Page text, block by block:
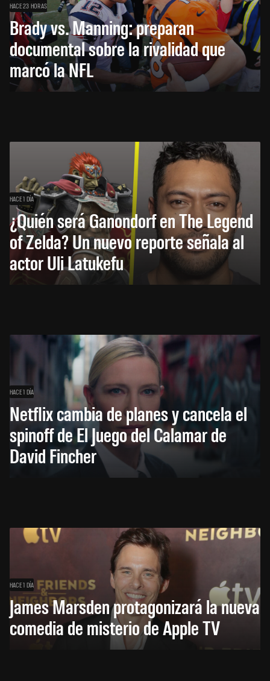
HACE 23 HORAS
Brady vs. Manning: preparan
documental sobre la rivalidad que
marcó la NFL
HACE 1 DÍA
¿Quién será Ganondorf en The Legend
of Zelda? Un nuevo reporte señala al
actor Uli Latukefu
HACE 1 DÍA
Netflix cambia de planes y cancela el
spinoff de El Juego del Calamar de
David Fincher
HACE 1 DÍA
James Marsden protagonizará la nueva
comedia de misterio de Apple TV